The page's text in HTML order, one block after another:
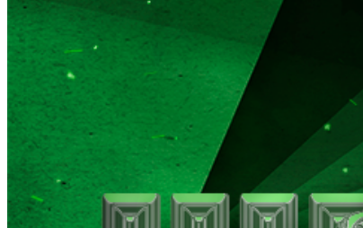
体
向
论
IDC
Gifts
IDC
Plays
支
持
常
见